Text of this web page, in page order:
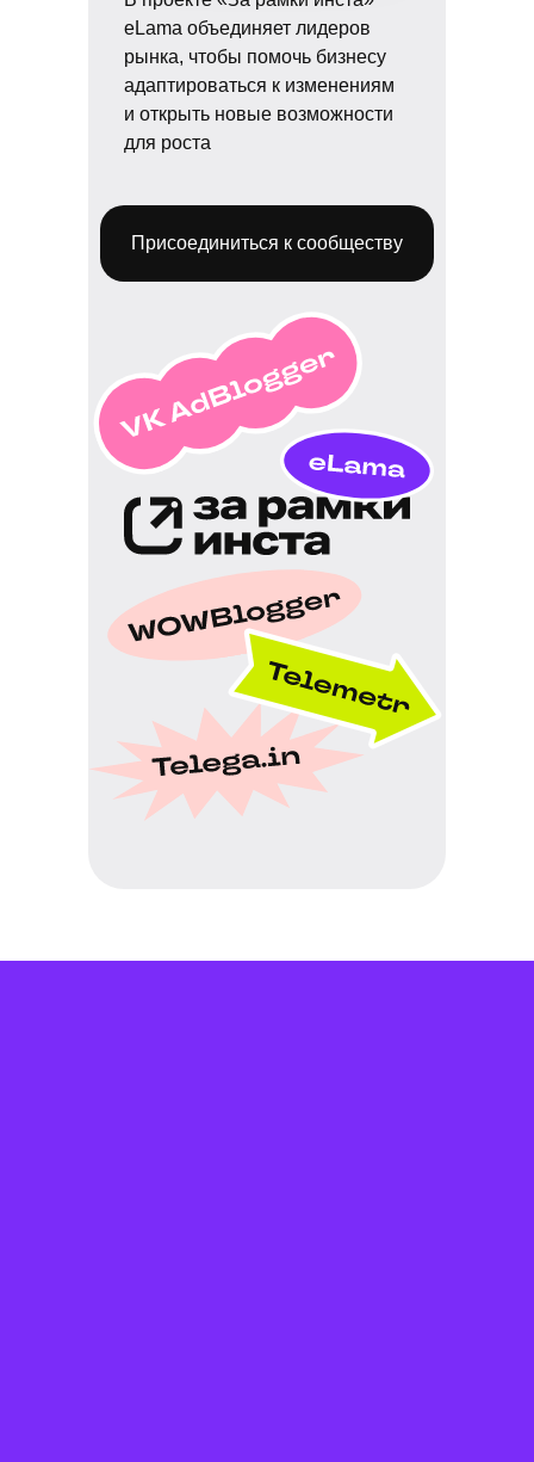
Присоединиться к сообществу
eLama объединяет лидеров
рынка, чтобы помочь бизнесу
адаптироваться к изменениям
и открыть новые возможности
для роста